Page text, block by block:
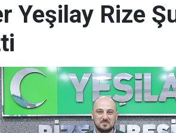
Yeşilay Rize